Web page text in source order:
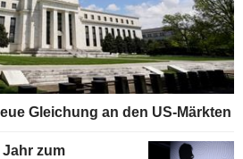
Gleichung an den US-Märkten
zum